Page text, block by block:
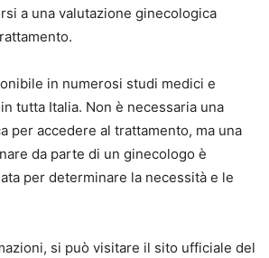
a una valutazione ginecologica
in numerosi studi medici e
tutta Italia. Non è necessaria una
per accedere al trattamento, ma una
da parte di un ginecologo è
per determinare la necessità e le
si può visitare il sito ufficiale del